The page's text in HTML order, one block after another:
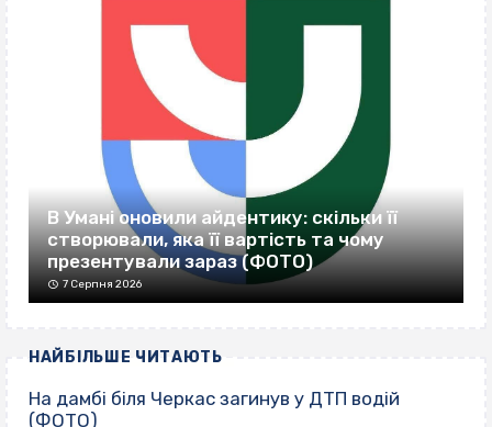
В Умані оновили айдентику: скільки її
створювали, яка її вартість та чому
презентували зараз (ФОТО)
7 Серпня 2026
НАЙБІЛЬШЕ ЧИТАЮТЬ
На дамбі біля Черкас загинув у ДТП водій
(ФОТО)